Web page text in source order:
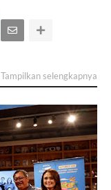
Tampilkan selengkapnya